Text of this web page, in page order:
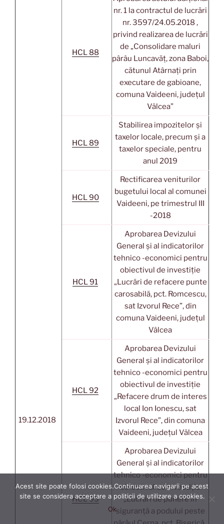
19.12.2018
HCL 88
nr. 1 la contractul de lucrări
nr. 3597/24.05.2018 ,
privind realizarea de lucrări
de „Consolidare maluri
pârâu Luncavăț, zona Baboi,
cătunul Atârnați prin
executare de gabioane,
comuna Vaideeni, județul
Vâlcea”
HCL 89
Stabilirea impozitelor și
taxelor locale, precum și a
taxelor speciale, pentru
anul 2019
HCL 90
Rectificarea veniturilor
bugetului local al comunei
Vaideeni, pe trimestrul III
-2018
HCL 91
Aprobarea Devizului
General și al indicatorilor
tehnico -economici pentru
obiectivul de investiție
„Lucrări de refacere punte
carosabilă, pct. Romcescu,
sat Izvorul Rece”, din
comuna Vaideeni, județul
Vâlcea
HCL 92
Aprobarea Devizului
General și al indicatorilor
tehnico -economici pentru
obiectivul de investiție
„Refacere drum de interes
local Ion Ionescu, sat
Izvorul Rece”, din comuna
Vaideeni, județul Vâlcea
HCL 93
Aprobarea Devizului
General și al indicatorilor
tehnico -economici pentru
obiectivul de investiție
„Lucrări de punere în
siguranță a podului peste
Acest site poate folosi cookies.Continuarea navigarii pe acest
site se considera acceptare a politicii de utilizare a cookies.
Ok